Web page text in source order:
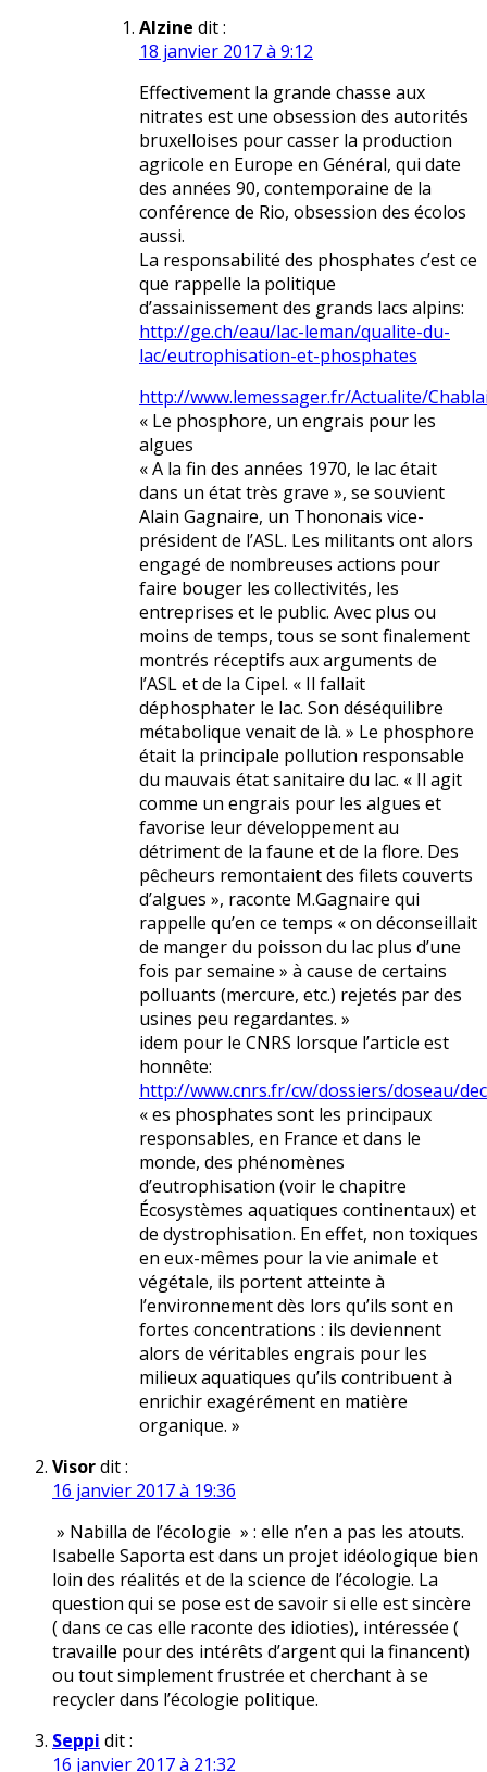
Alzine dit :
18 janvier 2017 à 9:12
Effectivement la grande chasse aux
nitrates est une obsession des autorités
bruxelloises pour casser la production
agricole en Europe en Général, qui date
des années 90, contemporaine de la
conférence de Rio, obsession des écolos
aussi.
La responsabilité des phosphates c’est ce
que rappelle la politique
d’assainissement des grands lacs alpins:
http://ge.ch/eau/lac-leman/qualite-du-
lac/eutrophisation-et-phosphates
http://www.lemessager.fr/Actualite/
« Le phosphore, un engrais pour les
algues
« A la fin des années 1970, le lac était
dans un état très grave », se souvient
Alain Gagnaire, un Thononais vice-
président de l’ASL. Les militants ont alors
engagé de nombreuses actions pour
faire bouger les collectivités, les
entreprises et le public. Avec plus ou
moins de temps, tous se sont finalement
montrés réceptifs aux arguments de
l’ASL et de la Cipel. « Il fallait
déphosphater le lac. Son déséquilibre
métabolique venait de là. » Le phosphore
était la principale pollution responsable
du mauvais état sanitaire du lac. « Il agit
comme un engrais pour les algues et
favorise leur développement au
détriment de la faune et de la flore. Des
pêcheurs remontaient des filets couverts
d’algues », raconte M.Gagnaire qui
rappelle qu’en ce temps « on déconseillait
de manger du poisson du lac plus d’une
fois par semaine » à cause de certains
polluants (mercure, etc.) rejetés par des
usines peu regardantes. »
idem pour le CNRS lorsque l’article est
honnête:
http://www.cnrs.fr/cw/dossiers/doseau/
« es phosphates sont les principaux
responsables, en France et dans le
monde, des phénomènes
d’eutrophisation (voir le chapitre
Écosystèmes aquatiques continentaux) et
de dystrophisation. En effet, non toxiques
en eux-mêmes pour la vie animale et
végétale, ils portent atteinte à
l’environnement dès lors qu’ils sont en
fortes concentrations : ils deviennent
alors de véritables engrais pour les
milieux aquatiques qu’ils contribuent à
enrichir exagérément en matière
organique. »
Visordit :
16 janvier 2017 à 19:36
» Nabilla de l’écologie » : elle n’en a pas les atouts.
Isabelle Saporta est dans un projet idéologique bien
loin des réalités et de la science de l’écologie. La
question qui se pose est de savoir si elle est sincère
( dans ce cas elle raconte des idioties), intéressée (
travaille pour des intérêts d’argent qui la financent)
ou tout simplement frustrée et cherchant à se
recycler dans l’écologie politique.
Seppi dit :
16 janvier 2017 à 21:32